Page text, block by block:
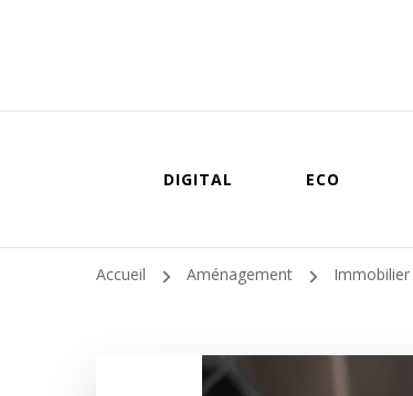
DIGITAL ECO
Accueil Aménagement Immobilier